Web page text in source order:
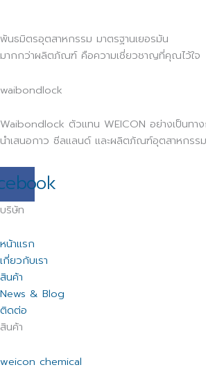
พันธมิตรอุตสาหกรรม มาตรฐานเยอรมัน
มากกว่าผลิตภัณฑ์ คือความเชี่ยวชาญที่คุณไว้ใจ
waibondlock
Waibondlock ตัวแทน WEICON อย่างเป็นทางก
นำเสนอกาว ซีลแลนด์ และผลิตภัณฑ์อุตสาหกรร
บริษัท
หน้าแรก
เกี่ยวกับเรา
สินค้า
News & Blog
ติดต่อ
สินค้า
weicon chemical